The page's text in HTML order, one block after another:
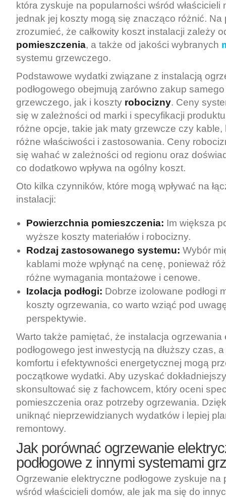
która zyskuje na popularności wśród właścicieli
jednak jej koszty mogą się znacząco różnić. Na
zrozumieć, że całkowity koszt instalacji zależy
pomieszczenia, a także od jakości wybranych
systemu grzewczego.
Podstawowe wydatki związane z instalacją
podłogowego obejmują zarówno zakup
grzewczego, jak i koszty robocizny. Ceny
się w zależności od marki i specyfikacji
różne opcje, takie jak maty grzewcze czy kable,
różne właściwości i zastosowania. Ceny
się wahać w zależności od regionu oraz
co dodatkowo wpływa na ogólny koszt.
Oto kilka czynników, które mogą wpływać na
instalacji:
Powierzchnia pomieszczenia: Im większa
wyższe koszty materiałów i robocizny.
Rodzaj zastosowanego systemu: Wybór
kablami może wpłynąć na cenę, ponieważ
różne wymagania montażowe i cenowe.
Izolacja podłogi: Dobrze izolowane podłogi
koszty ogrzewania, co warto wziąć pod
perspektywie.
Warto także pamiętać, że instalacja ogrzewania
podłogowego jest inwestycją na dłuższy czas,
komfortu i efektywności energetycznej mogą
początkowe wydatki. Aby uzyskać
skonsultować się z fachowcem, który oceni
pomieszczenia oraz potrzeby ogrzewania.
uniknąć nieprzewidzianych wydatków i lepiej
remontowy.
Jak porównać ogrzewanie
podłogowe z innymi systemami
Ogrzewanie elektryczne podłogowe zyskuje na
wśród właścicieli domów, ale jak ma się do